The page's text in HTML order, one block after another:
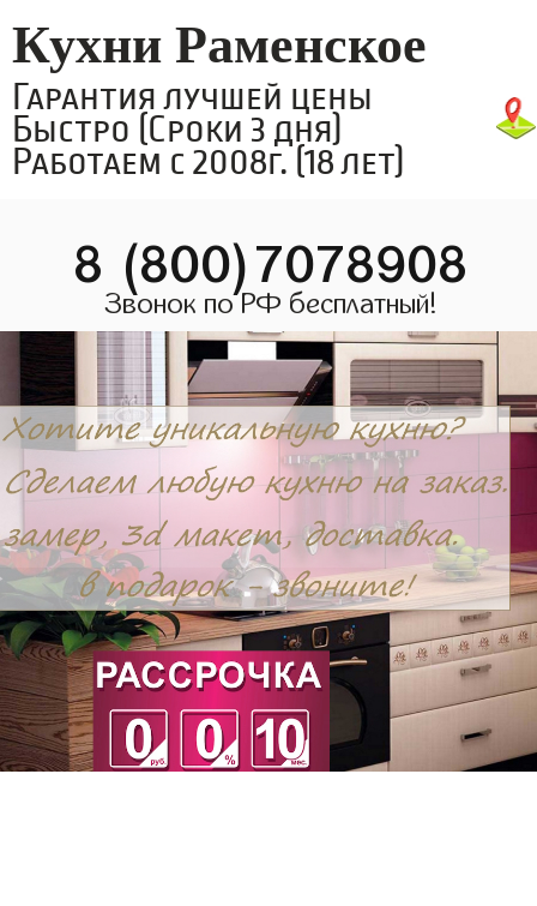
Кухни Раменское
Гарантия лучшей цены
Быстро (Сроки 3 дня)
Работаем с 2008г. (18 лет)
8 (800)7078908
Звонок по РФ бесплатный!